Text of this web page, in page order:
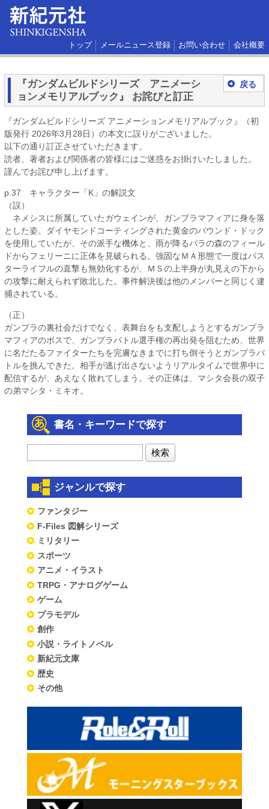
トップ メールニュース登録 お問い合わせ 会社概要
戻る
『ガンダムビルドシリーズ アニメーシ
ョンメモリアルブック』 お詫びと訂正
『ガンダムビルドシリーズ アニメーションメモリアルブック』（初
版発行 2026年3月28日）の本文に誤りがございました。
以下の通り訂正させていただきます。
読者、著者および関係者の皆様にはご迷惑をお掛けいたしました。
謹んでお詫び申し上げます。
p.37 キャラクター「K」の解説文
（誤）
ネメシスに所属していたガウェインが、ガンプラマフィアに身を落
とした姿。ダイヤモンドコーティングされた黄金のバウンド・ドック
を使用していたが、その派手な機体と、雨が降るバラの森のフィール
ドからフェリーニに正体を見破られる。強固なＭＡ形態で一度はバス
ターライフルの直撃も無効化するが、ＭＳの上半身が丸見えの下から
の攻撃に耐えられず敗北した。事件解決後は他のメンバーと同じく逮
捕されている。
（正）
ガンプラの裏社会だけでなく、表舞台をも支配しようとするガンプラ
マフィアのボスで、ガンプラバトル選手権の再出発を阻むため、世界
に名だたるファイターたちを完膚なきまでに打ち倒そうとガンプラバ
トルを挑んできた。相手が逃げ出さないようリアルタイムで世界中に
配信するが、あえなく敗れてしまう。その正体は、マシタ会長の双子
の弟マシタ・ミキオ。
書名・キーワードで探す
ジャンルで探す
ファンタジー
F-Files 図解シリーズ
ミリタリー
スポーツ
アニメ・イラスト
TRPG・アナログゲーム
ゲーム
プラモデル
創作
小説・ライトノベル
新紀元文庫
歴史
その他